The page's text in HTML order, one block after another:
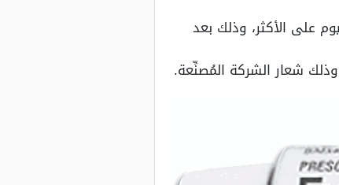
على الأكثر، وذلك بعد
شعار الشركة المُصنِّعة.